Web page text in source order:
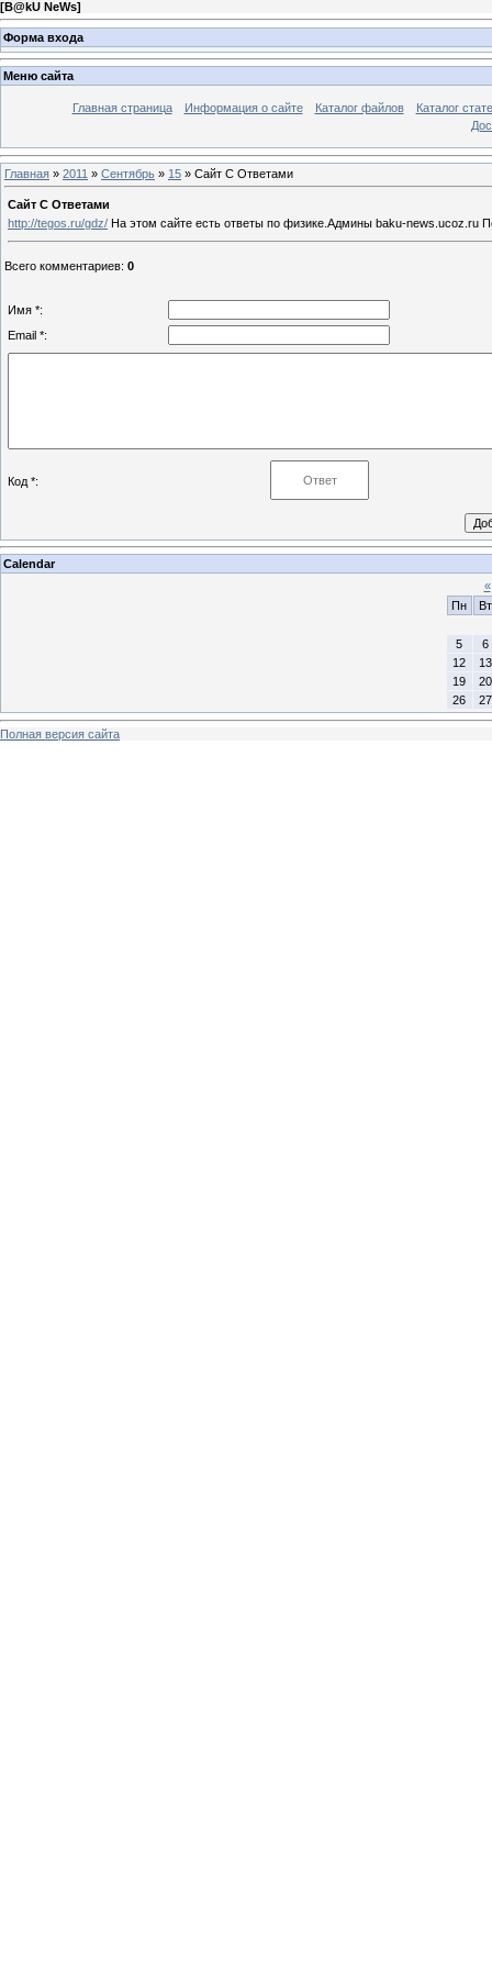
[B@kU NeWs]
Форма входа
Меню сайта
Главная страница Информация о сайте Каталог файлов
Каталог
Главная » 2011 » Сентябрь » 15 » Сайт С Ответами
Сайт С Ответами
http://tegos.ru/gdz/ На этом сайте есть ответы по физике.Админы baku-news.ucoz.ru
Всего комментариев: 0
Имя *:
Email *:
Код *:
Calendar
«
Пн
Вт
5
6
12
13
19
20
26
27
Полная версия сайта